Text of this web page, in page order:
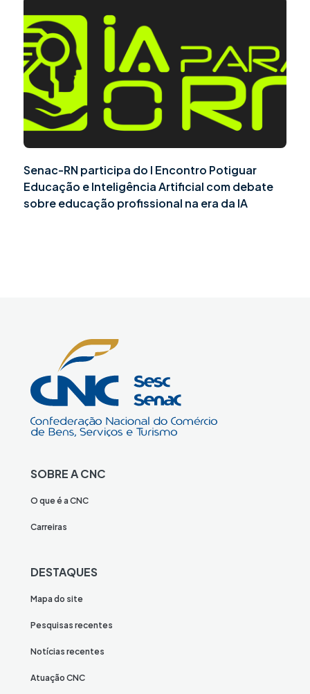
Senac-RN participa do I Encontro Potiguar
Educação e Inteligência Artificial com debate
sobre educação profissional na era da IA
SOBRE A CNC
O que é a CNC
Carreiras
DESTAQUES
Mapa do site
Pesquisas recentes
Notícias recentes
Atuação CNC